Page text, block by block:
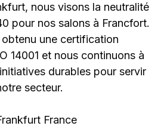
nous visons la neutralité
pour nos salons à Francfort.
une certification
14001 et nous continuons à
durables pour servir
secteur.
France